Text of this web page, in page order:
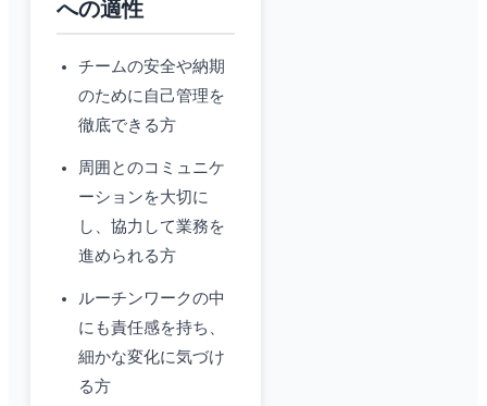
への適性
チームの安全や納期
のために自己管理を
徹底できる方
周囲とのコミュニケ
ーションを大切に
し、協力して業務を
進められる方
ルーチンワークの中
にも責任感を持ち、
細かな変化に気づけ
る方